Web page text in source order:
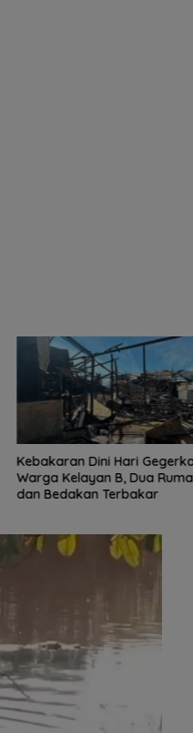
Peringati HAN 2026, Pemkab
Kotabaru Perkuat Komitmen
Lindungi dan Penuhi Hak Anak